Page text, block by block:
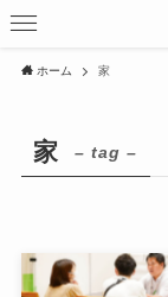
ホーム 家
家 – tag –